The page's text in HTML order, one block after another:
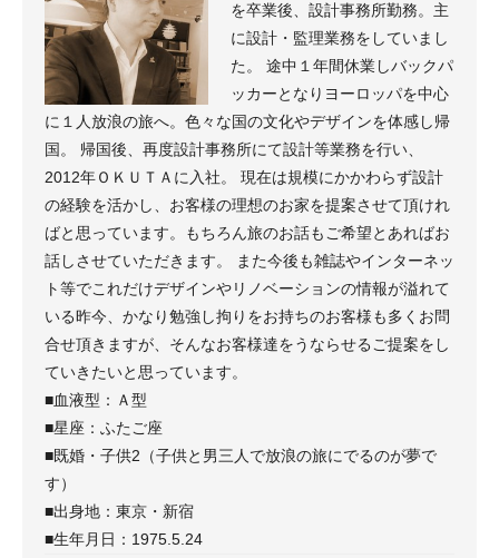
を卒業後、設計事務所勤務。主
に設計・監理業務をしていまし
た。 途中１年間休業しバックパ
ッカーとなりヨーロッパを中心
に１人放浪の旅へ。色々な国の文化やデザインを体感し帰
国。 帰国後、再度設計事務所にて設計等業務を行い、
2012年ＯＫＵＴＡに入社。 現在は規模にかかわらず設計
の経験を活かし、お客様の理想のお家を提案させて頂けれ
ばと思っています。もちろん旅のお話もご希望とあればお
話しさせていただきます。 また今後も雑誌やインターネッ
ト等でこれだけデザインやリノベーションの情報が溢れて
いる昨今、かなり勉強し拘りをお持ちのお客様も多くお問
合せ頂きますが、そんなお客様達をうならせるご提案をし
ていきたいと思っています。
■血液型：Ａ型
■星座：ふたご座
■既婚・子供2（子供と男三人で放浪の旅にでるのが夢で
す）
■出身地：東京・新宿
■生年月日：1975.5.24